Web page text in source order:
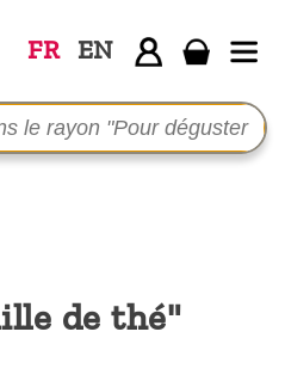
FR EN
de thé"